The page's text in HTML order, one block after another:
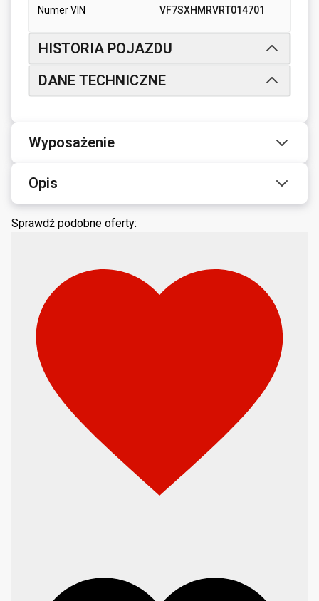
Numer VIN VF7SXHMRVRT014701
HISTORIA POJAZDU
DANE TECHNICZNE
Wyposażenie
Opis
Sprawdź podobne oferty: